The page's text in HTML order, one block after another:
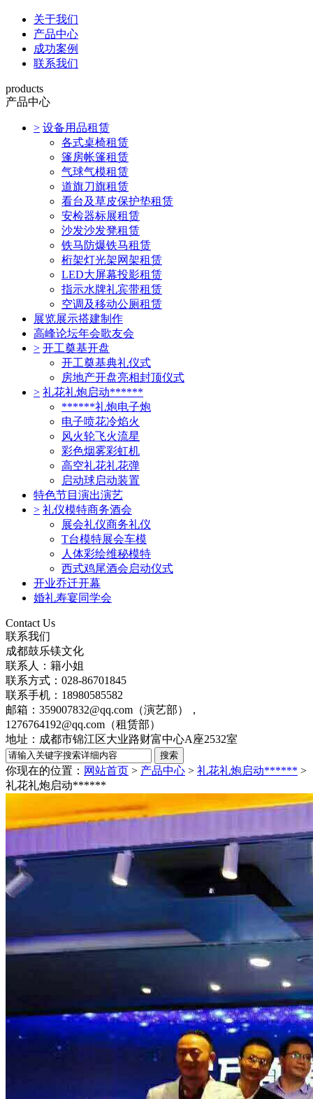
关于我们
产品中心
成功案例
联系我们
products
产品中心
> 设备用品租赁
各式桌椅租赁
篷房帐篷租赁
气球气模租赁
道旗刀旗租赁
看台及草皮保护垫租赁
安检器标展租赁
沙发沙发凳租赁
铁马防爆铁马租赁
桁架灯光架网架租赁
LED大屏幕投影租赁
指示水牌礼宾带租赁
空调及移动公厕租赁
展览展示搭建制作
高峰论坛年会歌友会
> 开工奠基开盘
开工奠基典礼仪式
房地产开盘亮相封顶仪式
> 礼花礼炮启动******
******礼炮电子炮
电子喷花冷焰火
风火轮飞火流星
彩色烟雾彩虹机
高空礼花礼花弹
启动球启动装置
特色节目演出演艺
> 礼仪模特商务酒会
展会礼仪商务礼仪
T台模特展会车模
人体彩绘维秘模特
西式鸡尾酒会启动仪式
开业乔迁开幕
婚礼寿宴同学会
Contact Us
联系我们
成都鼓乐镁文化
联系人：籍小姐
联系方式：028-86701845
联系手机：18980585582
邮箱：359007832@qq.com（演艺部），
1276764192@qq.com（租赁部）
地址：成都市锦江区大业路财富中心A座2532室
你现在的位置： 网站首页 > 产品中心 > 礼花礼炮启动****** >
礼花礼炮启动******